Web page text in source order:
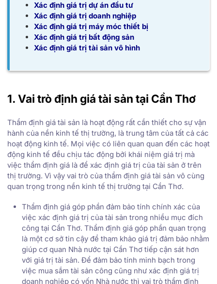
Xác định giá trị dự án đầu tư
Xác định giá trị doanh nghiệp
Xác định giá trị máy móc thiết bị
Xác định giá trị bất động sản
Xác định giá trị tài sản vô hình
1. Vai trò định giá tài sản tại Cần Thơ
Thẩm định giá tài sản là hoạt động rất cần thiết cho sự vận
hành của nền kinh tế thị trường, là trung tâm của tất cả các
hoạt động kinh tế. Mọi việc có liên quan quan đến các hoạt
động kinh tế đều chịu tác động bởi khái niệm giá trị mà
việc thẩm định giá là để xác định giá trị của tài sản ở trên
thị trường. Vì vậy vai trò của thẩm định giá tài sản vô cùng
quan trọng trong nền kinh tế thị trường tại Cần Thơ.
Thẩm định giá góp phần đảm bảo tính chính xác của
việc xác định giá trị của tài sản trong nhiều mục đích
công tại Cần Thơ. Thẩm định giá góp phần quan trọng
là một cơ sở tin cậy để tham khảo giá trị đảm bảo nhằm
giúp cơ quan Nhà nước tại Cần Thơ tiếp cận sát hơn
với giá trị tài sản. Để đảm bảo tính minh bạch trong
việc mua sắm tài sản công cũng như xác định giá trị
doanh nghiệp có vốn Nhà nước thì vai trò thẩm định